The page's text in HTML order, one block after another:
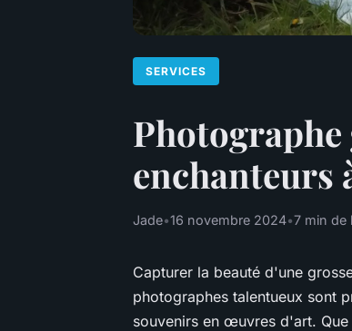
SERVICES
Photographe
enchanteurs
Jade•16 novembre 2024•7 min de
Capturer la beauté d'une
photographes talentueux sont
souvenirs en œuvres d'art.